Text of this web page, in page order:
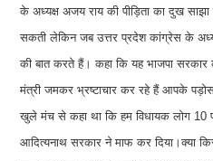
के अध्यक्ष अजय राय की पीड़िता का दुख
सकती लेकिन जब उत्तर प्रदेश कांग्रेस के
की बात करते हैं। कहा कि यह भाजपा सरकार
मंत्री जमकर भ्रष्टाचार कर रहे हैं आपके
खुले मंच से कहा था कि हम विधायक लोग 10
आदित्यनाथ सरकार ने माफ कर दिया।क्या